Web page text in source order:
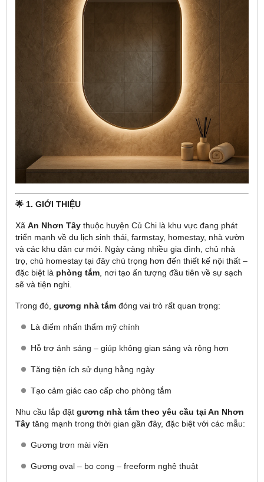
🌟 1. GIỚI THIỆU
Xã An Nhơn Tây thuộc huyện Củ Chi là khu vực đang phát
triển mạnh về du lịch sinh thái, farmstay, homestay, nhà vườn
và các khu dân cư mới. Ngày càng nhiều gia đình, chủ nhà
trọ, chủ homestay tại đây chú trọng hơn đến thiết kế nội thất –
đặc biệt là phòng tắm , nơi tạo ấn tượng đầu tiên về sự sạch
sẽ và tiện nghi.
Trong đó, gương nhà tắm đóng vai trò rất quan trọng:
Là điểm nhấn thẩm mỹ chính
Hỗ trợ ánh sáng – giúp không gian sáng và rộng hơn
Tăng tiện ích sử dụng hằng ngày
Tạo cảm giác cao cấp cho phòng tắm
Nhu cầu lắp đặt gương nhà tắm theo yêu cầu tại An Nhơn
Tây tăng mạnh trong thời gian gần đây, đặc biệt với các mẫu:
Gương trơn mài viền
Gương oval – bo cong – freeform nghệ thuật